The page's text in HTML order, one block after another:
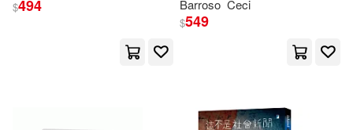
Ceci´lia (EDT)/ Palmquist(2)
Pearson Prentice Hall(1)
$494
Barroso Ceci
$549